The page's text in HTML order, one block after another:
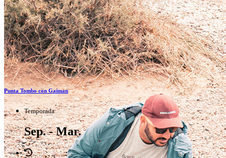
Punta Tombo con Gaiman
Temporada
Sep. - Mar.